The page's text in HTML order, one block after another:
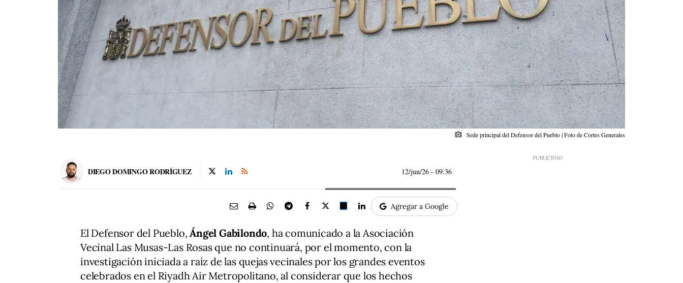
photo_camera Sede principal del Defensor del Pueblo | Foto de Cortes Generales
DIEGO DOMINGO RODRÍGUEZ 12/jun/26 - 09:36
Agregar a Google
El Defensor del Pueblo,Ángel Gabilondo, ha comunicado a la Asociación
Vecinal Las Musas-Las Rosas que no continuará, por el momento, con la
investigación iniciada a raíz de las quejas vecinales por los grandes eventos
celebrados en el Riyadh Air Metropolitano, al considerar que los hechos